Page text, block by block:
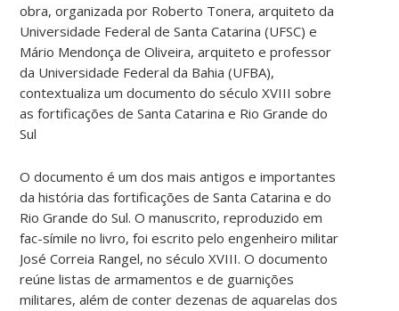
obra, organizada por Roberto Tonera, arquiteto da
Universidade Federal de Santa Catarina (UFSC) e
Mário Mendonça de Oliveira, arquiteto e professor
da Universidade Federal da Bahia (UFBA),
contextualiza um documento do século XVIII sobre
as fortificações de Santa Catarina e Rio Grande do
Sul
O documento é um dos mais antigos e importantes
da história das fortificações de Santa Catarina e do
Rio Grande do Sul. O manuscrito, reproduzido em
fac-símile no livro, foi escrito pelo engenheiro militar
José Correia Rangel, no século XVIII. O documento
reúne listas de armamentos e de guarnições
militares, além de conter dezenas de aquarelas dos